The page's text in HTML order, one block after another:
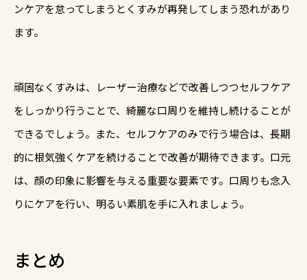
ンケアを怠ってしまうとくすみが再発してしまう恐れがあり
ます。
頑固なくすみは、レーザー治療などで改善しつつセルフケア
をしっかり行うことで、綺麗な口周りを維持し続けることが
できるでしょう。また、セルフケアのみで行う場合は、長期
的に根気強くケアを続けることで改善が期待できます。口元
は、顔の印象に影響を与える重要な要素です。口周りも念入
りにケアを行い、明るい素肌を手に入れましょう。
まとめ